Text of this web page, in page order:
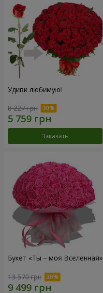
Удиви любимую!
8 227 грн
Заказать
Букет «Ты – моя Вселенная»
13 570 грн